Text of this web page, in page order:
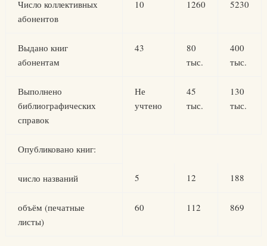
Число коллективных
абонентов
10 1260 5230
Выдано книг
абонентам
43
80
тыс.
400
тыс.
Выполнено
библиографических
справок
Не
учтено
45
тыс.
130
тыс.
Опубликовано книг:
число названий 5 12 188
объём (печатные
листы)
60 112 869